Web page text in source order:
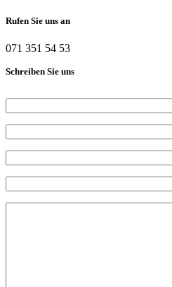
Rufen Sie uns an
071 351 54 53
Schreiben Sie uns